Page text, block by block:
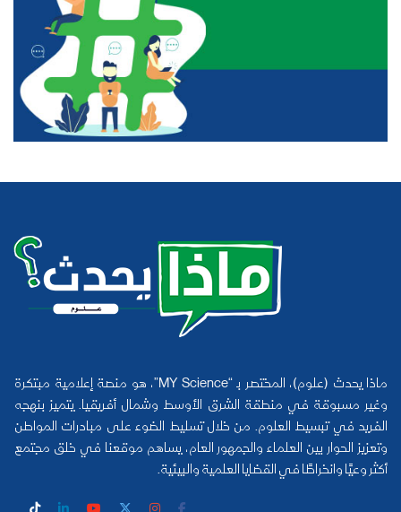
ماذا يحدث (علوم)، المختصر بـ “MY Science”، هو منصة إعلامية مبتكرة
وغير مسبوقة في منطقة الشرق الأوسط وشمال أفريقيا. يتميز بنهجه
الفريد في تبسيط العلوم. من خلال تسليط الضوء على مبادرات المواطن
وتعزيز الحوار بين العلماء والجمهور العام، يساهم موقعنا في خلق مجتمع
أكثر وعيًا وانخراطًا في القضايا العلمية والبيئية.